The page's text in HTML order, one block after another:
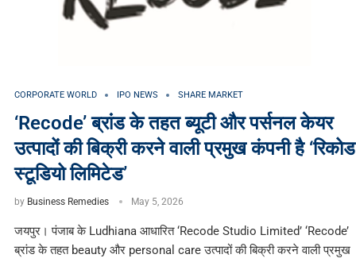
CORPORATE WORLD IPO NEWS SHARE MARKET
‘Recode’ ब्रांड के तहत ब्यूटी और पर्सनल केयर
उत्पादों की बिक्री करने वाली प्रमुख कंपनी है ‘रिकोड
स्टूडियो लिमिटेड’
by Business Remedies May 5, 2026
जयपुर। पंजाब के Ludhiana आधारित ‘Recode Studio Limited’ ‘Recode’
ब्रांड के तहत beauty और personal care उत्पादों की बिक्री करने वाली प्रमुख